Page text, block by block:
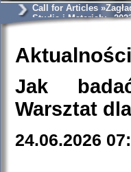
Call for Articles
Studia i Materiały«
Aktualności
Jak
Warsztat
24.06.2026